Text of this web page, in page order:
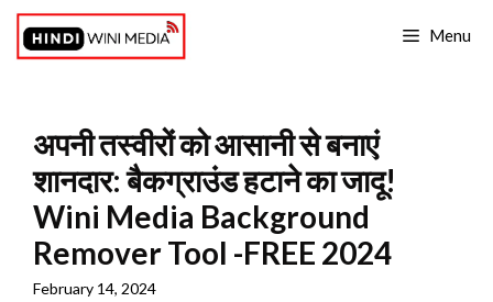
Skip
content
Menu
अपनी तस्वीरों को आसानी से बनाएं
शानदार: बैकग्राउंड हटाने का जादू!
Wini Media Background
Remover Tool -FREE 2024
February 14, 2024